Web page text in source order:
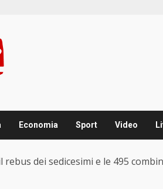
Economia Sport Video
rebus dei sedicesimi e le 495